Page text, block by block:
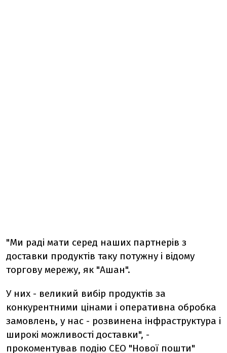
"Ми раді мати серед наших партнерів з
доставки продуктів таку потужну і відому
торгову мережу, як "Ашан".
У них - великий вибір продуктів за
конкурентними цінами і оперативна обробка
замовлень, у нас - розвинена інфраструктура і
широкі можливості доставки", -
прокоментував подію СЕО "Нової пошти"